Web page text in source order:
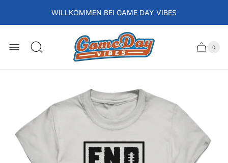
WILLKOMMEN BEI GAME DAY VIBES
Laden-
Logo
0